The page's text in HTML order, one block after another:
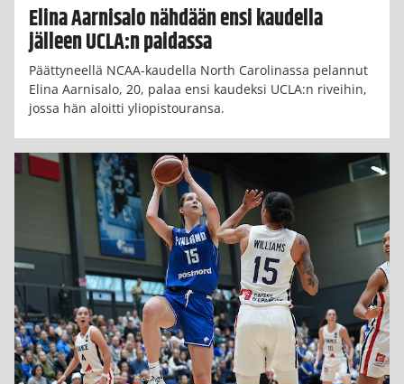
Elina Aarnisalo nähdään ensi kaudella
jälleen UCLA:n paidassa
Päättyneellä NCAA-kaudella North Carolinassa pelannut
Elina Aarnisalo, 20, palaa ensi kaudeksi UCLA:n riveihin,
jossa hän aloitti yliopistouransa.